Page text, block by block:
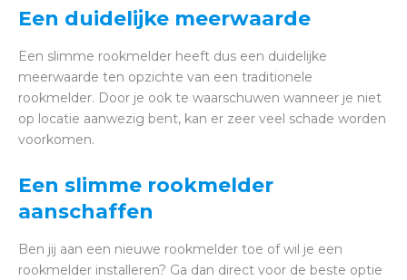
Een duidelijke meerwaarde
Een slimme rookmelder heeft dus een duidelijke
meerwaarde ten opzichte van een traditionele
rookmelder. Door je ook te waarschuwen wanneer je niet
op locatie aanwezig bent, kan er zeer veel schade worden
voorkomen.
Een slimme rookmelder
aanschaffen
Ben jij aan een nieuwe rookmelder toe of wil je een
rookmelder installeren? Ga dan direct voor de beste optie